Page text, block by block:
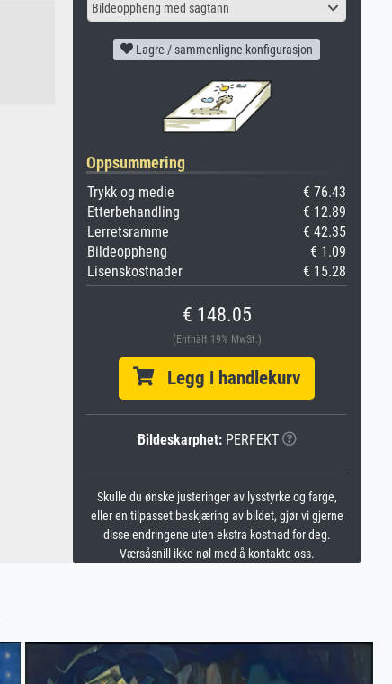
Bildeoppheng med sagtann
Lagre / sammenligne konfigurasjon
Oppsummering
Trykk og medie
€ 76.43
Etterbehandling
€ 12.89
Lerretsramme
€ 42.35
Bildeoppheng
€ 1.09
Lisenskostnader
€ 15.28
€ 148.05
(Enthält 19% MwSt.)
Legg i handlekurv
Bildeskarphet:PERFEKT
Skulle du ønske justeringer av lysstyrke og farge,
eller en tilpasset beskjæring av bildet, gjør vi gjerne
disse endringene uten ekstra kostnad for deg.
Værsåsnill ikke nøl med å kontakte oss.